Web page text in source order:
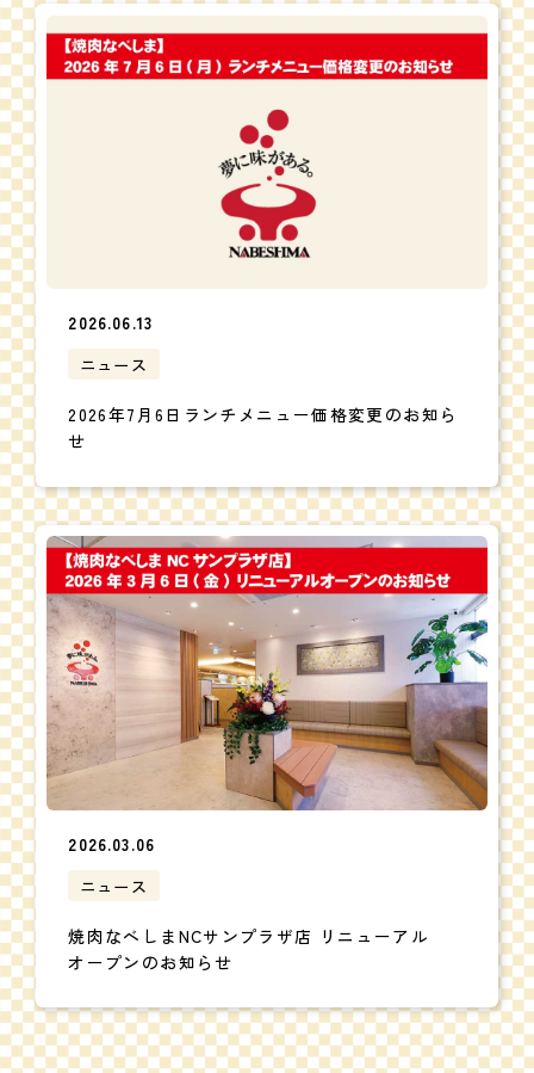
2026.06.13
ニュース
2026年7月6日ランチメニュー価格変更のお知ら
せ
2026.03.06
ニュース
焼肉なべしまNCサンプラザ店 リニューアル
オープンのお知らせ